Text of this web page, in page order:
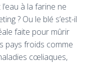
à la farine ne
? Ou le blé s’est-il
faite pour mûrir
pays froids comme
cœliaques,